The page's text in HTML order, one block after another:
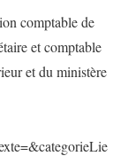
comptable de
et comptable
et du ministère